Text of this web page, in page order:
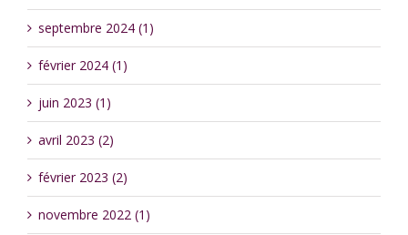
septembre 2024 (1)
février 2024 (1)
juin 2023 (1)
avril 2023 (2)
février 2023 (2)
novembre 2022 (1)